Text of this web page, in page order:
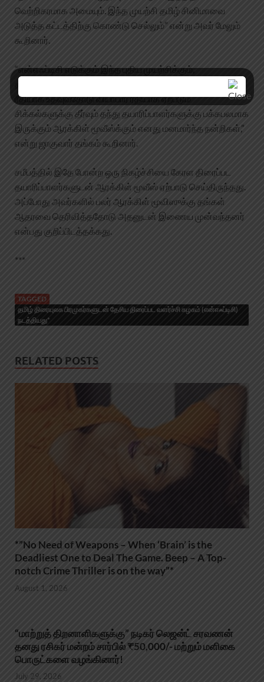
வெற்றிகரமாக அமையும். இந்த முயற்சி தமிழ் சினிமாவை
அடுத்த கட்டத்திற்கு கொண்டு செல்லும்” என்று அவர் மேலும்
கூறினார்.
“என்எஃப்டிசி எடுக்கும் இந்த புதிய முயற்சிக்கும்,
தயாரிப்பாளர்களை ஒருங்கிணைத்து அவர்களுக்கு வியாபார
ரீதியாக உதவுவதோடு வியாபார ரீதியாக ஏற்படும்
சிக்கல்களுக்கு தீர்வும் தந்து தயாரிப்பாளர்களுக்கு பக்கபலமாக
இருக்கும் ஆரக்கிள் மூவீஸ்க்கும் எனது மனமார்ந்த நன்றிகள்,”
என்று ஜாகுவார் தங்கம் கூறினார்.
சமீபத்தில் இதே போன்ற ஒரு நிகழ்ச்சியை கேரள திரைப்பட
தயாரிப்பாளர்களுடன் ஆரக்கிள் மூவீஸ் ஏற்பாடு செய்திருந்தது.
அப்போது அவர்களில் பலர் ஆரக்கிள் மூவிஸுக்கு தங்கள்
ஆதரவை தெரிவித்ததோடு அதனுடன் இணைய முன்வந்தனர்
என்பது குறிப்பிடத்தக்கது.
***
TAGGED
தமிழ் திரையுலக பிரமுகர்களுடன் தேசிய திரைப்பட வளர்ச்சி கழகம் (என்எஃப்டிசி)
நடத்தியது*
RELATED POSTS
*”No Need of Weapons – When ‘Brain’ is the
Deadliest One to Deal The Game. Beep – A Top-
notch Crime Thriller is on the way”*
August 1, 2026
“மாற்றுத் திறனாளிகளுக்கு” நடிகர் லெஜன்ட் சரவணன்
தனது ரசிகர் மன்றம் சார்பில் ₹50,000/- மற்றும் மளிகை
பொருட்களை வழங்கினார்!
July 29, 2026